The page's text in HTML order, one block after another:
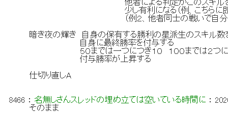
他者による判定がこのスキルを持っ
少し有利になる（例、こちらに即死を与え
（例２、他者同士の戦いで自分に有利な
暗き夜の輝き 自身の保有する勝利の星派生のスキル数
自身に最終勝率を付与する
５０までは一つにつき１０ １００までは２つにつ
付与勝率が上昇する
仕切り直しA
8466 ：名無しさんスレッドの埋め立ては空いている時間に ：
そのまま